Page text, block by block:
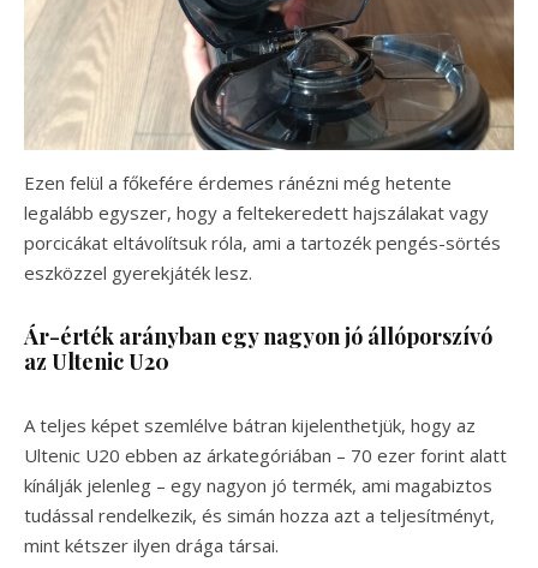
Ezen felül a főkefére érdemes ránézni még hetente
legalább egyszer, hogy a feltekeredett hajszálakat vagy
porcicákat eltávolítsuk róla, ami a tartozék pengés-sörtés
eszközzel gyerekjáték lesz.
Ár-érték arányban egy nagyon jó állóporszívó
az Ultenic U20
A teljes képet szemlélve bátran kijelenthetjük, hogy az
Ultenic U20 ebben az árkategóriában – 70 ezer forint alatt
kínálják jelenleg – egy nagyon jó termék, ami magabiztos
tudással rendelkezik, és simán hozza azt a teljesítményt,
mint kétszer ilyen drága társai.